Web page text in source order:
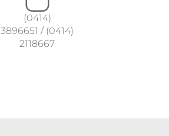
(0414)
3896651 / (0414)
2118667